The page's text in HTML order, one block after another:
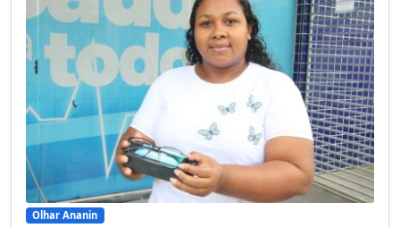
Olhar Ananin